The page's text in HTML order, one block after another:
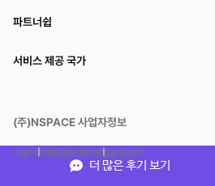
더 많은 후기 보기
파트너쉽
서비스 제공 국가
(주)NSPACE 사업자정보
이용약관개인정보처리방침운영정책
스페이스클라우드는 통신판매중개자이며 통신판매의